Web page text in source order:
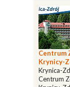
Centrum
Krynicy-
Krynica-
Centrum